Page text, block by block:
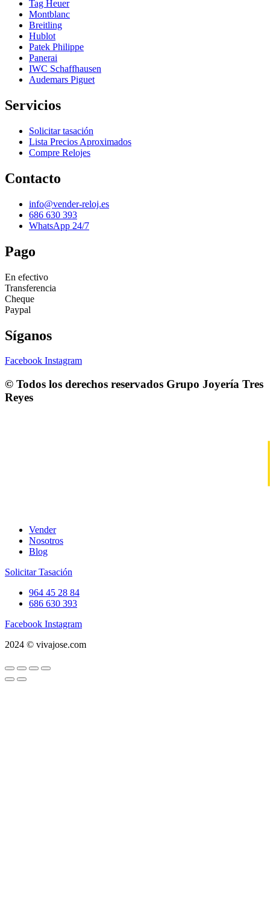
Tag Heuer
Montblanc
Breitling
Hublot
Patek Philippe
Panerai
IWC Schaffhausen
Audemars Piguet
Servicios
Solicitar tasación
Lista Precios Aproximados
Compre Relojes
Contacto
info@vender-reloj.es
686 630 393
WhatsApp 24/7
Pago
En efectivo
Transferencia
Cheque
Paypal
Síganos
Facebook Instagram
© Todos los derechos reservados Grupo Joyería Tres
Reyes
Vender
Nosotros
Blog
Solicitar Tasación
964 45 28 84
686 630 393
Facebook Instagram
2024 © vivajose.com